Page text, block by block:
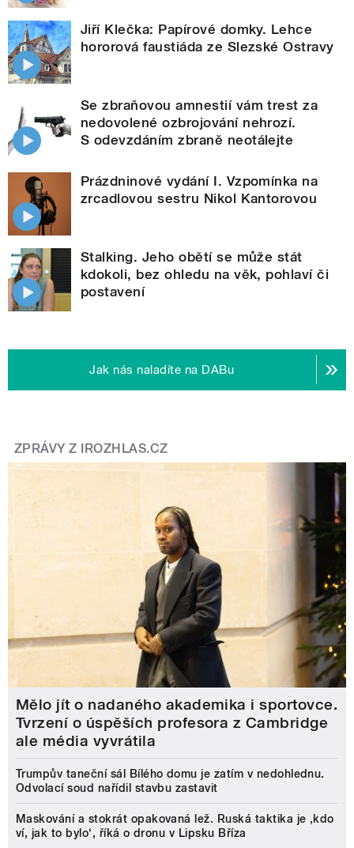
Jiří Klečka: Papírové domky. Lehce
hororová faustiáda ze Slezské Ostravy
Se zbraňovou amnestií vám trest za
nedovolené ozbrojování nehrozí.
S odevzdáním zbraně neotálejte
Prázdninové vydání I. Vzpomínka na
zrcadlovou sestru Nikol Kantorovou
Stalking. Jeho obětí se může stát
kdokoli, bez ohledu na věk, pohlaví či
postavení
Jak nás naladíte na DABu
ZPRÁVY Z IROZHLAS.CZ
Mělo jít o nadaného akademika i sportovce.
Tvrzení o úspěších profesora z Cambridge
ale média vyvrátila
Trumpův taneční sál Bílého domu je zatím v nedohlednu.
Odvolací soud nařídil stavbu zastavit
Maskování a stokrát opakovaná lež. Ruská taktika je ‚kdo
ví, jak to bylo‘, říká o dronu v Lipsku Bříza